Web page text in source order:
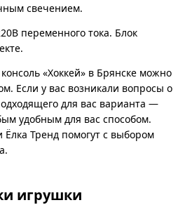
свечением.
переменного тока. Блок
«Хоккей» в Брянске можно
Если у вас возникали вопросы о
для вас варианта —
удобным для вас способом.
Тренд помогут с выбором
игрушки